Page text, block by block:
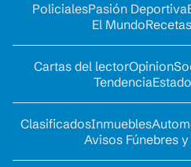
PolicialesPasión Deportiva
El MundoRecetas
Cartas del lectorOpinion
Tendencia
ClasificadosInmuebles
Avisos Fúnebres